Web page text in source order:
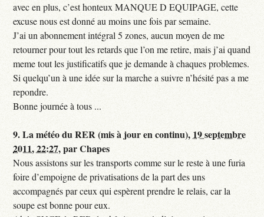
avec en plus, c’est honteux MANQUE D EQUIPAGE, cette
excuse nous est donné au moins une fois par semaine.
J’ai un abonnement intégral 5 zones, aucun moyen de me
retourner pour tout les retards que l’on me retire, mais j’ai quand
meme tout les justificatifs que je demande à chaques problemes.
Si quelqu’un à une idée sur la marche a suivre n’hésité pas a me
repondre.
Bonne journée à tous ...
9.La météo du RER (mis à jour en continu), 19 septembre
2011, 22:27,parChapes
Nous assistons sur les transports comme sur le reste à une furia
foire d’empoigne de privatisations de la part des uns
accompagnés par ceux qui espèrent prendre le relais, car la
soupe est bonne pour eux.